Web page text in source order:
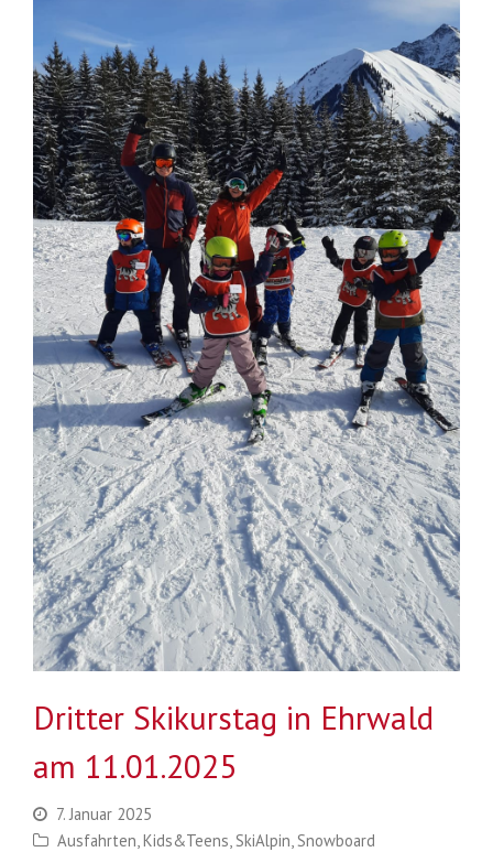
Dritter Skikurstag in Ehrwald
am 11.01.2025
7. Januar 2025
Ausfahrten Kids&Teens SkiAlpin Snowboard